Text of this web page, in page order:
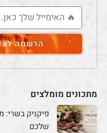
הרשמה
מתכונים מומלצים
פיקניק בשרי:
שלכם